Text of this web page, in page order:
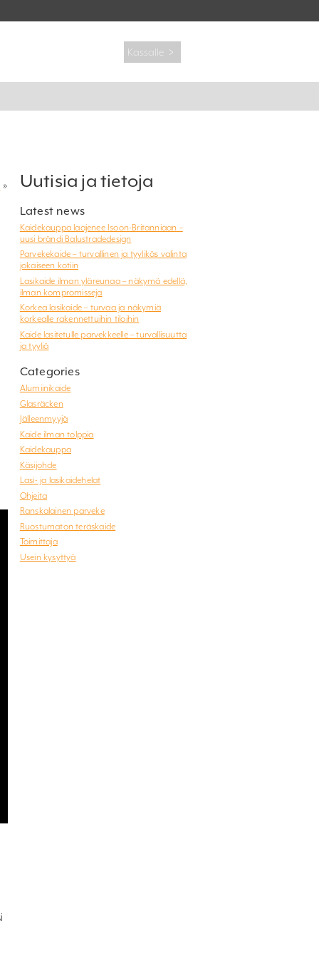
Kassalle ﹥
» Uutisia ja tietoja
Latest news
Kaidekauppa laajenee Isoon-Britanniaan –
uusi brändi Balustradedesign
Parvekekaide – turvallinen ja tyylikäs valinta
jokaiseen kotiin
Lasikaide ilman yläreunaa – näkymä edellä,
ilman kompromisseja
Korkea lasikaide – turvaa ja näkymiä
korkealle rakennettuihin tiloihin
Kaide lasitetulle parvekkeelle – turvallisuutta
ja tyyliä
Categories
Alumiinikaide
Glasräcken
Jälleenmyyjä
Kaide ilman tolppia
Kaidekauppa
Käsijohde
Lasi- ja lasikaidehelat
Ohjeita
Ranskalainen parveke
Ruostumaton teräskaide
Toimittaja
Usein kysyttyä